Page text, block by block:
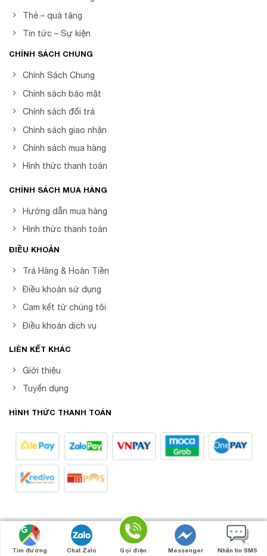
Thẻ – quà tặng
Tin tức – Sự kiện
CHÍNH SÁCH CHUNG
Chính Sách Chung
Chính sách bảo mật
Chính sách đổi trả
Chính sách giao nhận
Chính sách mua hàng
Hình thức thanh toán
CHÍNH SÁCH MUA HÀNG
Hướng dẫn mua hàng
Hình thức thanh toán
ĐIỀU KHOẢN
Trả Hàng & Hoàn Tiền
Điều khoản sử dụng
Cam kết từ chúng tôi
Điều khoản dịch vụ
LIÊN KẾT KHÁC
Giới thiệu
Tuyển dụng
HÌNH THỨC THANH TOÁN
Copyright 2026 © 8posvn -
Phần mềm Quản Lý Bán Hàng Chuyên
Nghiệp
Tìm đường Chat Zalo Gọi điện Messenger Nhắn tin SMS